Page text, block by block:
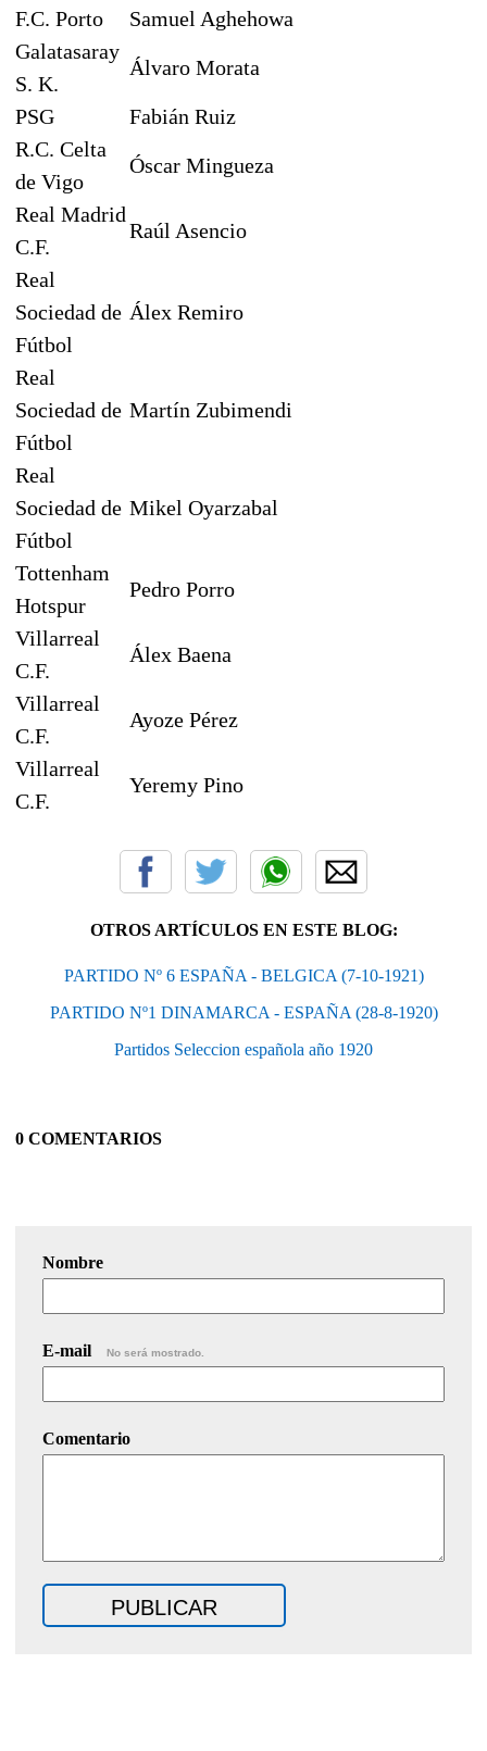
F.C. Porto
Samuel Aghehowa
Galatasaray
S. K.
Álvaro Morata
PSG
Fabián Ruiz
R.C. Celta
de Vigo
Óscar Mingueza
Real Madrid
C.F.
Raúl Asencio
Real
Sociedad de
Fútbol
Álex Remiro
Real
Sociedad de
Fútbol
Martín Zubimendi
Real
Sociedad de
Fútbol
Mikel Oyarzabal
Tottenham
Hotspur
Pedro Porro
Villarreal
C.F.
Álex Baena
Villarreal
C.F.
Ayoze Pérez
Villarreal
C.F.
Yeremy Pino
OTROS ARTÍCULOS EN ESTE BLOG:
PARTIDO Nº 6 ESPAÑA - BELGICA (7-10-1921)
PARTIDO Nº1 DINAMARCA - ESPAÑA (28-8-1920)
Partidos Seleccion española año 1920
0 COMENTARIOS
Nombre
E-mail No será mostrado.
Comentario